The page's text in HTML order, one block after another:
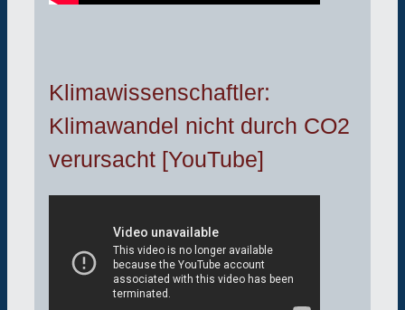
Klimawissenschaftler:
Klimawandel nicht durch CO2
verursacht [YouTube]